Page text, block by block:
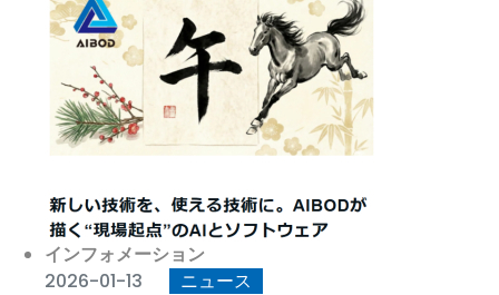
インフォメーション
2026-01-13
ニュース